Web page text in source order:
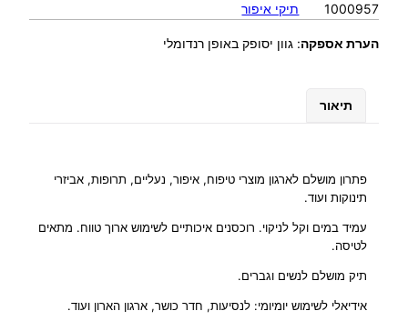
/
ו
1000957
תיקי איפור
הערת אספקה: גוון יסופק באופן רנדומלי
תיאור
פתרון מושלם לארגון מוצרי טיפוח, איפור, נעליים, תרופות, אביזרי
תינוקות ועוד.
עמיד במים וקל לניקוי. רוכסנים איכותיים לשימוש ארוך טווח. מתאים
לטיסה.
תיק מושלם לנשים וגברים.
אידיאלי לשימוש יומיומי: לנסיעות, חדר כושר, ארגון הארון ועוד.